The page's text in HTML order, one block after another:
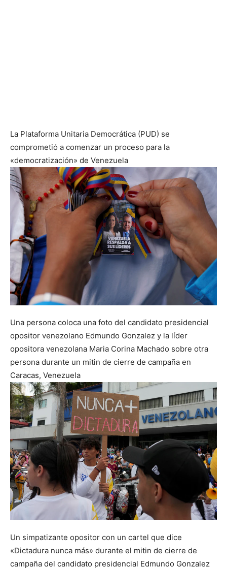
La Plataforma Unitaria Democrática (PUD) se
comprometió a comenzar un proceso para la
«democratización» de Venezuela
Una persona coloca una foto del candidato presidencial
opositor venezolano Edmundo Gonzalez y la líder
opositora venezolana Maria Corina Machado sobre otra
persona durante un mitin de cierre de campaña en
Caracas, Venezuela
Un simpatizante opositor con un cartel que dice
«Dictadura nunca más» durante el mitin de cierre de